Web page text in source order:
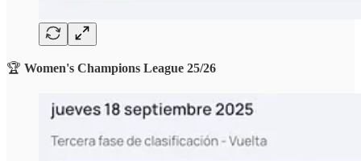
🏆 Women's Champions League 25/26